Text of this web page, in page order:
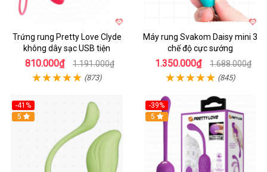
Trứng rung Pretty Love Clyde
không dây sạc USB tiện
810.000₫ 1.191.000₫
(873)
Máy rung Svakom Daisy mini 3
chế độ cực sướng
1.350.000₫ 1.688.000₫
(845)
-41%
Hot
5
-39%
Hot
5